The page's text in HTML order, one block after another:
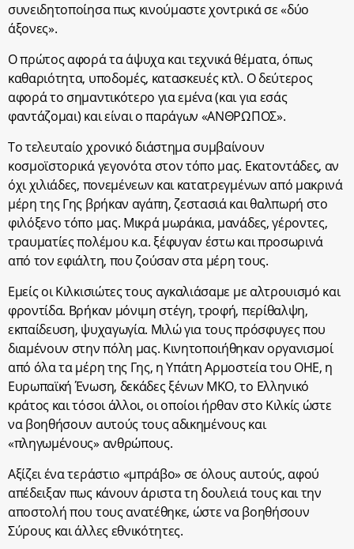
συνειδητοποίησα πως κινούμαστε χοντρικά σε «δύο
άξονες».
Ο πρώτος αφορά τα άψυχα και τεχνικά θέματα, όπως
καθαριότητα, υποδομές, κατασκευές κτλ. Ο δεύτερος
αφορά το σημαντικότερο για εμένα (και για εσάς
φαντάζομαι) και είναι ο παράγων «ΑΝΘΡΩΠΟΣ».
Το τελευταίο χρονικό διάστημα συμβαίνουν
κοσμοϊστορικά γεγονότα στον τόπο μας. Εκατοντάδες, αν
όχι χιλιάδες, πονεμένεων και κατατρεγμένων από μακρινά
μέρη της Γης βρήκαν αγάπη, ζεστασιά και θαλπωρή στο
φιλόξενο τόπο μας. Μικρά μωράκια, μανάδες, γέροντες,
τραυματίες πολέμου κ.α. ξέφυγαν έστω και προσωρινά
από τον εφιάλτη, που ζούσαν στα μέρη τους.
Εμείς οι Κιλκισιώτες τους αγκαλιάσαμε με αλτρουισμό και
φροντίδα. Βρήκαν μόνιμη στέγη, τροφή, περίθαλψη,
εκπαίδευση, ψυχαγωγία. Μιλώ για τους πρόσφυγες που
διαμένουν στην πόλη μας. Κινητοποιήθηκαν οργανισμοί
από όλα τα μέρη της Γης, η Υπάτη Αρμοστεία του ΟΗΕ, η
Ευρωπαϊκή Ένωση, δεκάδες ξένων ΜΚΟ, το Ελληνικό
κράτος και τόσοι άλλοι, οι οποίοι ήρθαν στο Κιλκίς ώστε
να βοηθήσουν αυτούς τους αδικημένους και
«πληγωμένους» ανθρώπους.
Αξίζει ένα τεράστιο «μπράβο» σε όλους αυτούς, αφού
απέδειξαν πως κάνουν άριστα τη δουλειά τους και την
αποστολή που τους ανατέθηκε, ώστε να βοηθήσουν
Σύρους και άλλες εθνικότητες.